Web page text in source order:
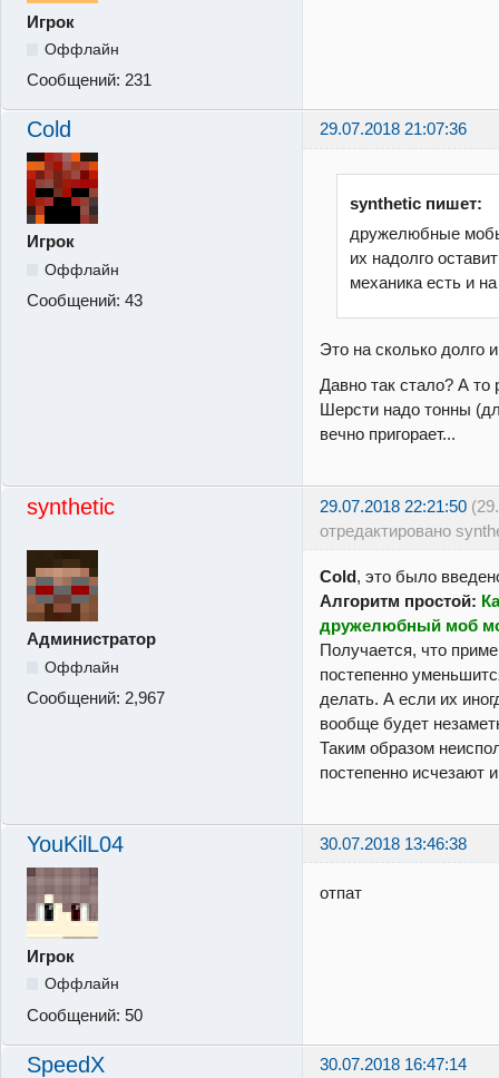
Игрок
Оффлайн
Сообщений: 231
Cold 29.07.2018 21:07:36
Игрок
Оффлайн
Сообщений: 43
synthetic пишет:
дружелюбные
их надолго
механика есть и
Это на сколько долго
Давно так стало? А
Шерсти надо тонны
вечно пригорает...
synthetic 29.07.2018 22:21:50
отредактировано
Администратор
Оффлайн
Сообщений: 2,967
Cold, это было
Алгоритм простой:
дружелюбный моб
Получается, что
постепенно
делать. А если их
вообще будет
Таким образом
постепенно исчезают
YouKilL04 30.07.2018 13:46:38
Игрок
Оффлайн
Сообщений: 50
отпат
SpeedX 30.07.2018 16:47:14